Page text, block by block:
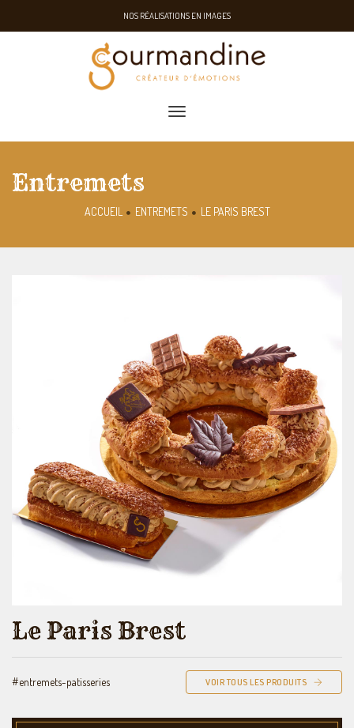
NOS RÉALISATIONS EN IMAGES
toggle navigation
Entremets
ACCUEIL ENTREMETS LE PARIS BREST
Le Paris Brest
#entremets-patisseries VOIR TOUS LES PRODUITS